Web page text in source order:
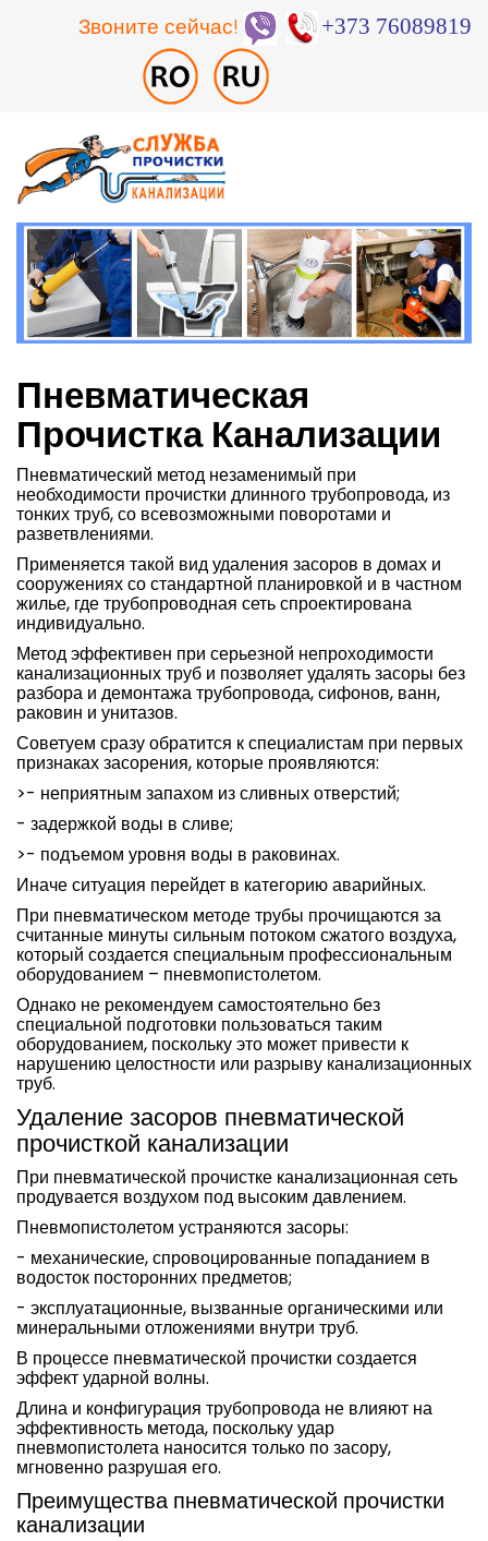
Звоните сейчас! +373 76089819
Пневматическая
Прочистка Канализации
Пневматический метод незаменимый при
необходимости прочистки длинного трубопровода, из
тонких труб, со всевозможными поворотами и
разветвлениями.
Применяется такой вид удаления засоров в домах и
сооружениях со стандартной планировкой и в частном
жилье, где трубопроводная сеть спроектирована
индивидуально.
Метод эффективен при серьезной непроходимости
канализационных труб и позволяет удалять засоры без
разбора и демонтажа трубопровода, сифонов, ванн,
раковин и унитазов.
Советуем сразу обратится к специалистам при первых
признаках засорения, которые проявляются:
>- неприятным запахом из сливных отверстий;
- задержкой воды в сливе;
>- подъемом уровня воды в раковинах.
Иначе ситуация перейдет в категорию аварийных.
При пневматическом методе трубы прочищаются за
считанные минуты сильным потоком сжатого воздуха,
который создается специальным профессиональным
оборудованием – пневмопистолетом.
Однако не рекомендуем самостоятельно без
специальной подготовки пользоваться таким
оборудованием, поскольку это может привести к
нарушению целостности или разрыву канализационных
труб.
Удаление засоров пневматической
прочисткой канализации
При пневматической прочистке канализационная сеть
продувается воздухом под высоким давлением.
Пневмопистолетом устраняются засоры:
- механические, спровоцированные попаданием в
водосток посторонних предметов;
- эксплуатационные, вызванные органическими или
минеральными отложениями внутри труб.
В процессе пневматической прочистки создается
эффект ударной волны.
Длина и конфигурация трубопровода не влияют на
эффективность метода, поскольку удар
пневмопистолета наносится только по засору,
мгновенно разрушая его.
Преимущества пневматической прочистки
канализации